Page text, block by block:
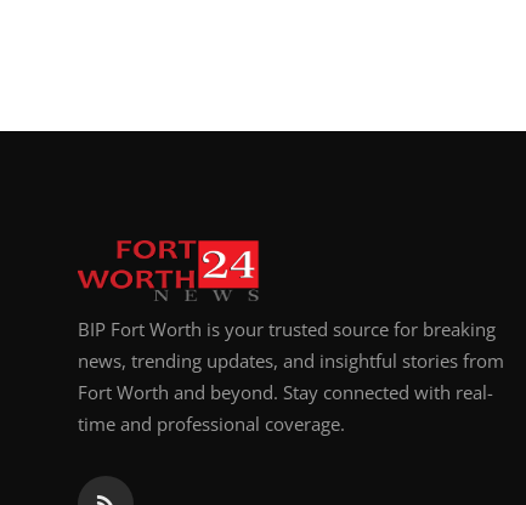
BIP Fort Worth is your trusted source for breaking
news, trending updates, and insightful stories from
Fort Worth and beyond. Stay connected with real-
time and professional coverage.